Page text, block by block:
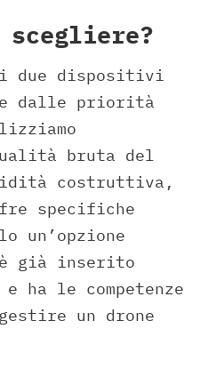
scegliere?
due dispositivi
dalle priorità
bruta del
costruttiva,
specifiche
un’opzione
già inserito
ha le competenze
un drone